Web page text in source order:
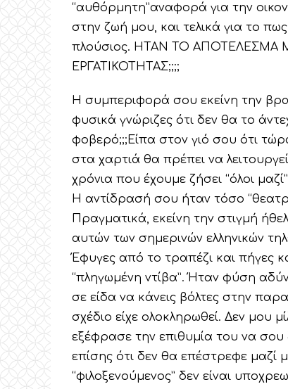
“αυθόρμητη”αναφορά για την
στην ζωή μου, και τελικά για το
πλούσιος. ΗΤΑΝ ΤΟ ΑΠΟΤΕΛΕΣΜΑ
ΕΡΓΑΤΙΚΟΤΗΤΑΣ;;;;
Η συμπεριφορά σου εκείνη την
φυσικά γνώριζες ότι δεν θα το
φοβερό;;;Είπα στον γιό σου ότι
στα χαρτιά θα πρέπει να
χρόνια που έχουμε ζήσει “όλοι
Η αντίδρασή σου ήταν τόσο
Πραγματικά, εκείνη την στιγμή
αυτών των σημερινών ελληνικών
Έφυγες από το τραπέζι και πήγες
“πληγωμένη ντίβα”. Ήταν φύση
σε είδα να κάνεις βόλτες στην
σχέδιο είχε ολοκληρωθεί. Δεν μου
εξέφρασε την επιθυμία του να σου
επίσης ότι δεν θα επέστρεφε μαζί
“φιλοξενούμενος” δεν είναι